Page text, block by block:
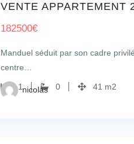
VENTE APPARTEMENT
182500€
Manduel séduit par son cadre
centre…
1 0 41 m2
nicolas